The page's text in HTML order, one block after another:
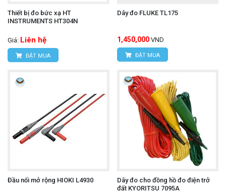
Thiết bị đo bức xạ HT
INSTRUMENTS HT304N
Giá: Liên hệ
ĐẶT MUA
Dây đo FLUKE TL175
1,450,000 VND
ĐẶT MUA
Đầu nối mở rộng HIOKI L4930
Dây đo cho đồng hồ đo điện trở
đất KYORITSU 7095A